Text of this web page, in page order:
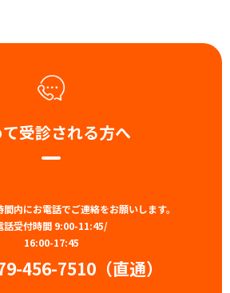
受診される方へ
内にお電話でご連絡をお願いします。
話受付時間 9:00-11:45/
16:00-17:45
456-7510（直通）